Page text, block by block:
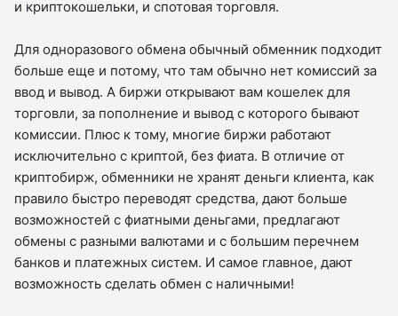
и криптокошельки, и спотовая торговля.
Для одноразового обмена обычный обменник подходит
больше еще и потому, что там обычно нет комиссий за
ввод и вывод. А биржи открывают вам кошелек для
торговли, за пополнение и вывод с которого бывают
комиссии. Плюс к тому, многие биржи работают
исключительно с криптой, без фиата. В отличие от
криптобирж, обменники не хранят деньги клиента, как
правило быстро переводят средства, дают больше
возможностей с фиатными деньгами, предлагают
обмены с разными валютами и с большим перечнем
банков и платежных систем. И самое главное, дают
возможность сделать обмен с наличными!